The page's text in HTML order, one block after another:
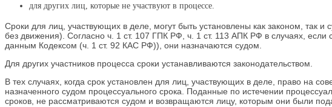
для других лиц, которые не участвуют в процессе.
Сроки для лиц, участвующих в деле, могут быть установлены как законом, так и
без движения). Согласно ч. 1 ст. 107 ГПК РФ, ч. 1 ст. 113 АПК РФ в случаях,
данным Кодексом (ч. 1 ст. 92 КАС РФ)), они назначаются судом.
Для других участников процесса сроки устанавливаются законодательством.
В тех случаях, когда срок установлен для лиц, участвующих в деле, право на
назначенного судом процессуального срока. Поданные по истечении
сроков, не рассматриваются судом и возвращаются лицу, которым они были